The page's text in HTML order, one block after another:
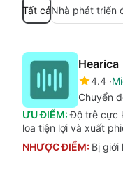
Tất cảNhà phát triển
Hearica
4.4
Chuyển
ƯU ĐIỂM:Độ trễ cực
loa tiện lợi và xuất
NHƯỢC ĐIỂM: Bị giới